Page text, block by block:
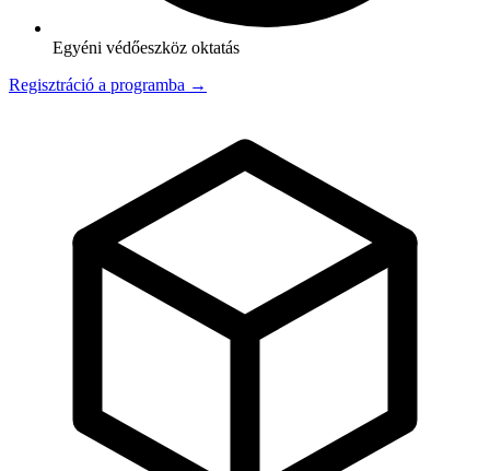
Egyéni védőeszköz oktatás
Regisztráció a programba →